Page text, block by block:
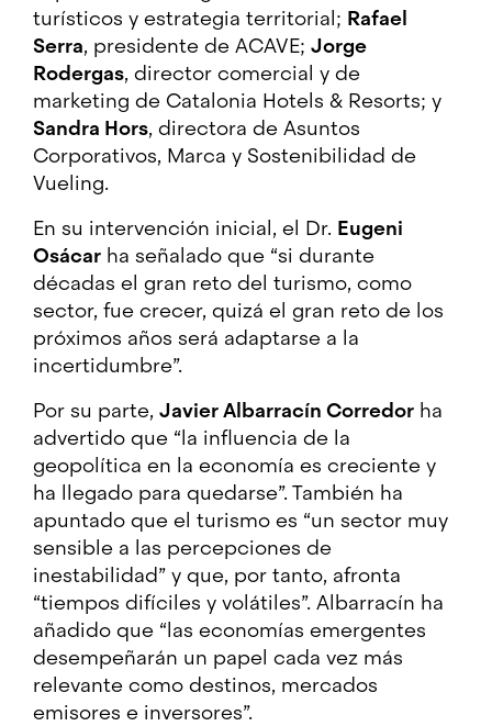
turísticos y estrategia territorial; Rafael
Serra, presidente de ACAVE; Jorge
Rodergas, director comercial y de
marketing de Catalonia Hotels & Resorts; y
Sandra Hors, directora de Asuntos
Corporativos, Marca y Sostenibilidad de
Vueling.
En su intervención inicial, el Dr. Eugeni
Osácar ha señalado que “si durante
décadas el gran reto del turismo, como
sector, fue crecer, quizá el gran reto de los
próximos años será adaptarse a la
incertidumbre”.
Por su parte, Javier Albarracín Corredor ha
advertido que “la influencia de la
geopolítica en la economía es creciente y
ha llegado para quedarse”. También ha
apuntado que el turismo es “un sector muy
sensible a las percepciones de
inestabilidad” y que, por tanto, afronta
“tiempos difíciles y volátiles”. Albarracín ha
añadido que “las economías emergentes
desempeñarán un papel cada vez más
relevante como destinos, mercados
emisores e inversores”.